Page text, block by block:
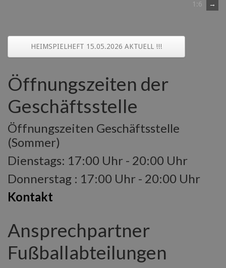
1:6
→
HEIMSPIELHEFT 15.05.2026 AKTUELL !!!
Öffnungszeiten der
Geschäftsstelle
Öffnungszeiten Geschäftsstelle
(Sommer)
Dienstags: 17:00 Uhr - 20:00 Uhr
Donnerstag : 17:00 Uhr - 20:00 Uhr
Kontakt
Ansprechpartner
Fußballabteilungen